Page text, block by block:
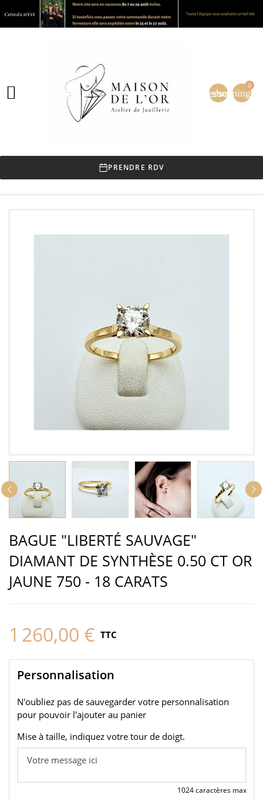
 person
0
PRENDRE RDV
BAGUE "LIBERTÉ SAUVAGE"
DIAMANT DE SYNTHÈSE 0.50 CT OR
JAUNE 750 - 18 CARATS
1 260,00 € TTC
Personnalisation
N'oubliez pas de sauvegarder votre personnalisation
pour pouvoir l'ajouter au panier
Mise à taille, indiquez votre tour de doigt.
1024 caractères max